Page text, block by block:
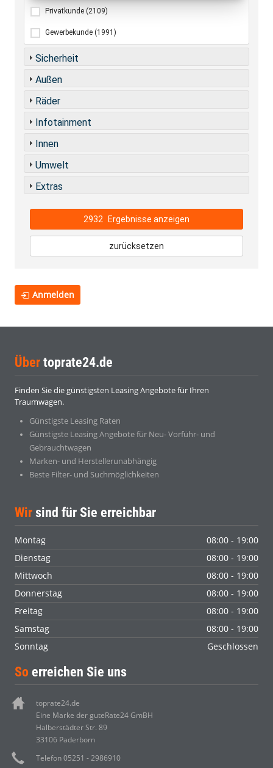
Privatkunde (2109)
Gewerbekunde (1991)
Sicherheit
Außen
Räder
Infotainment
Innen
Umwelt
Extras
2932 Ergebnisse anzeigen
zurücksetzen
Anmelden
Über toprate24.de
Finden Sie die günstigsten Leasing Angebote für Ihren
Traumwagen.
Günstigste Leasing Raten
Günstigste Leasing Angebote für Neu- Vorführ- und
Gebrauchtwagen
Marken- und Herstellerunabhängig
Beste Filter- und Suchmöglichkeiten
Wir sind für Sie erreichbar
Montag
08:00 - 19:00
Dienstag
08:00 - 19:00
Mittwoch
08:00 - 19:00
Donnerstag
08:00 - 19:00
Freitag
08:00 - 19:00
Samstag
08:00 - 19:00
Sonntag
Geschlossen
So erreichen Sie uns
toprate24.de
Eine Marke der guteRate24 GmBH
Halberstädter Str. 89
33106 Paderborn
Telefon 05251 - 2986910